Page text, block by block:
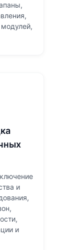
и
и